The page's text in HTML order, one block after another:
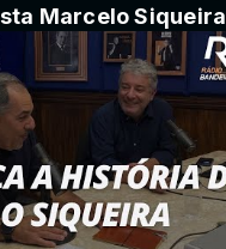
Marcelo Siqueira